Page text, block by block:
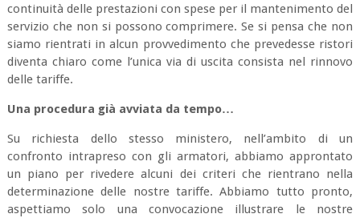
continuità delle prestazioni con spese per il mantenimento del
servizio che non si possono comprimere. Se si pensa che non
siamo rientrati in alcun provvedimento che prevedesse ristori
diventa chiaro come l’unica via di uscita consista nel rinnovo
delle tariffe.
Una procedura già avviata da tempo…
Su richiesta dello stesso ministero, nell’ambito di un
confronto intrapreso con gli armatori, abbiamo approntato
un piano per rivedere alcuni dei criteri che rientrano nella
determinazione delle nostre tariffe. Abbiamo tutto pronto,
aspettiamo solo una convocazione illustrare le nostre